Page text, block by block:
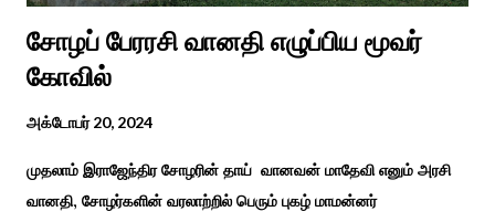
சோழப் பேரரசி வானதி எழுப்பிய மூவர்
கோவில்
அக்டோபர் 20, 2024
முதலாம் இராஜேந்திர சோழரின் தாய் வானவன் மாதேவி எனும் அரசி
வானதி, சோழர்களின் வரலாற்றில் பெரும் புகழ் மாமன்னர்